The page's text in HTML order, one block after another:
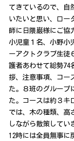
てきているので、自
いたいと思い、ロー
師に日隈巌様にご協
小児童１名、小野小
ーアクトクラブ生徒
護者あわせて総勢74
拶、注意事項、コー
た。８班のグループ
た。コースは約３キ
では、木の種類、高
しながら散策してい
12時には全員無事に